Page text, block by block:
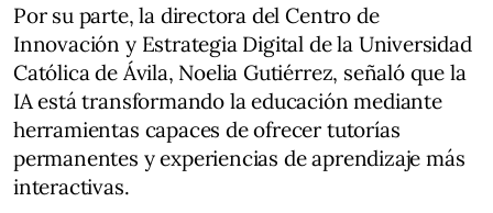
Por su parte, la directora del Centro de
Innovación y Estrategia Digital de la Universidad
Católica de Ávila, Noelia Gutiérrez, señaló que la
IA está transformando la educación mediante
herramientas capaces de ofrecer tutorías
permanentes y experiencias de aprendizaje más
interactivas.